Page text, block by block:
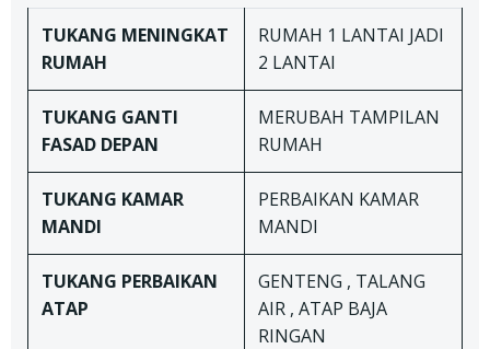
TUKANG MENINGKAT
RUMAH
RUMAH 1 LANTAI JADI
2 LANTAI
TUKANG GANTI
FASAD DEPAN
MERUBAH TAMPILAN
RUMAH
TUKANG KAMAR
MANDI
PERBAIKAN KAMAR
MANDI
TUKANG PERBAIKAN
ATAP
GENTENG , TALANG
AIR , ATAP BAJA
RINGAN